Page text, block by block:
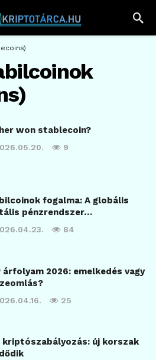
won stablecoin?
9
fogalma: A globális
pénzrendszer…
84
árfolyam 2026: emelkedés vagy
25
kriptószabályozás: új korszak